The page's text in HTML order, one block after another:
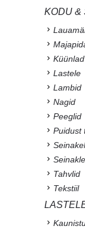
KODU &
Küünlad
Lastele
Lambid
Nagid
Peeglid
Puidust
Tahvlid
Tekstiil